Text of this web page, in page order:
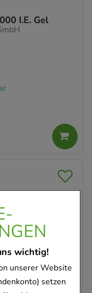
wichtig!
unserer Website
setzen
I.E. Gel
Nasenspray